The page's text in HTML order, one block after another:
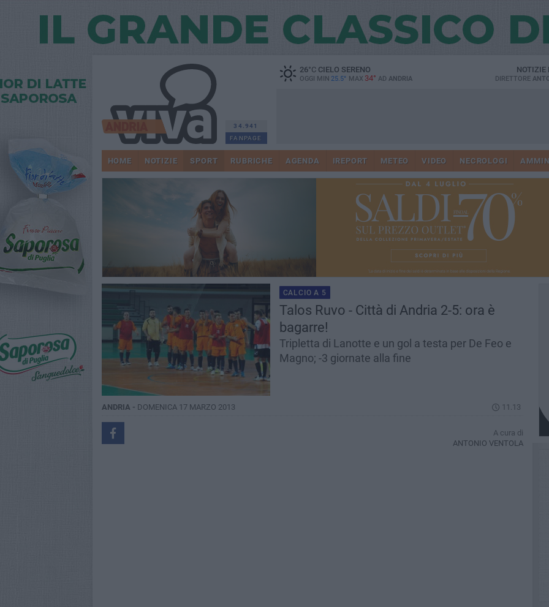
34.941
FANPAGE
26°CCIELO SERENO
OGGI MIN 25.5° MAX 34° AD ANDRIA
NOTIZIE
DIRETTORE
HOME NOTIZIE SPORT RUBRICHE AGENDA IREPORT METEO VIDEO NECROLOGI
CALCIO A 5
Talos Ruvo - Città di Andria 2-5: ora è
bagarre!
Tripletta di Lanotte e un gol a testa per De Feo e
Magno; -3 giornate alla fine
ANDRIA - DOMENICA 17 MARZO 2013 11.13
A cura di
ANTONIO VENTOLA